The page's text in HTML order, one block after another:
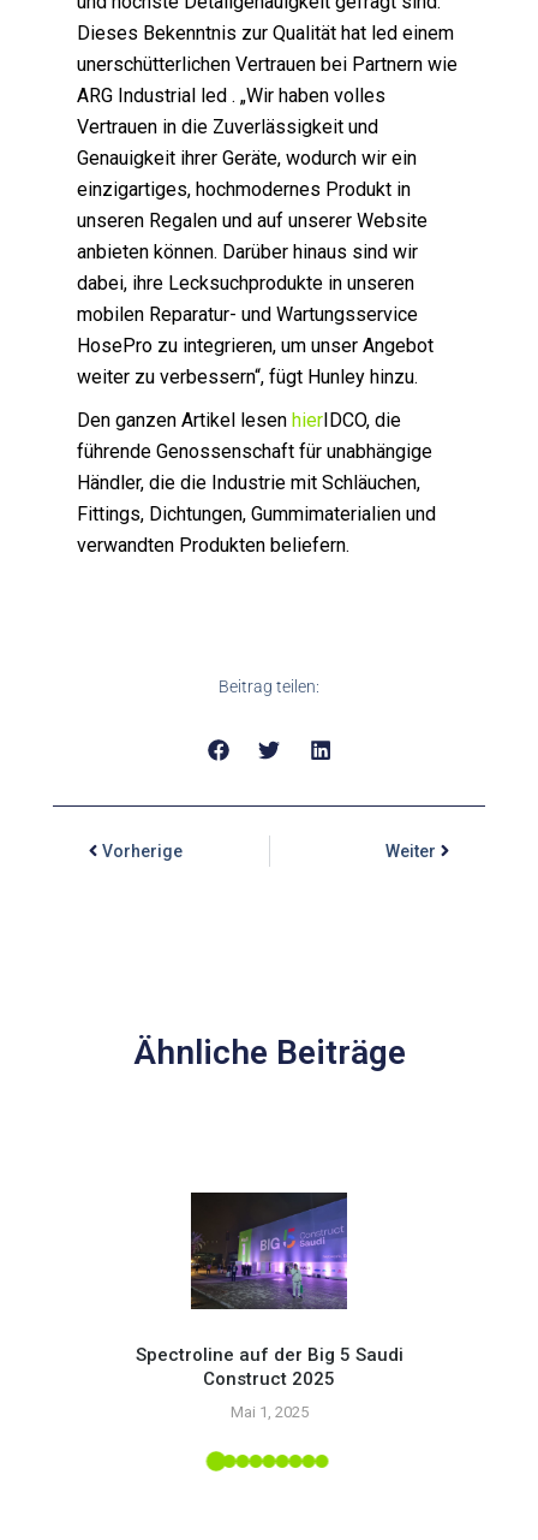
Dieses Bekenntnis zur Qualität hat led einem
unerschütterlichen Vertrauen bei Partnern wie
ARG Industrial led . „Wir haben volles
Vertrauen in die Zuverlässigkeit und
Genauigkeit ihrer Geräte, wodurch wir ein
einzigartiges, hochmodernes Produkt in
unseren Regalen und auf unserer Website
anbieten können. Darüber hinaus sind wir
dabei, ihre Lecksuchprodukte in unseren
mobilen Reparatur- und Wartungsservice
HosePro zu integrieren, um unser Angebot
weiter zu verbessern“, fügt Hunley hinzu.
Den ganzen Artikel lesen hier IDCO, die
führende Genossenschaft für unabhängige
Händler, die die Industrie mit Schläuchen,
Fittings, Dichtungen, Gummimaterialien und
verwandten Produkten beliefern.
Beitrag teilen:
Vorherige Weiter
Ähnliche Beiträge
Spectroline auf der Big 5 Saudi
Construct 2025
Mai 1, 2025